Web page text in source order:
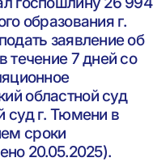
образования г.
заявление об
течение 7 дней со
областной суд
суд г. Тюмени в
сроки
20.05.2025).